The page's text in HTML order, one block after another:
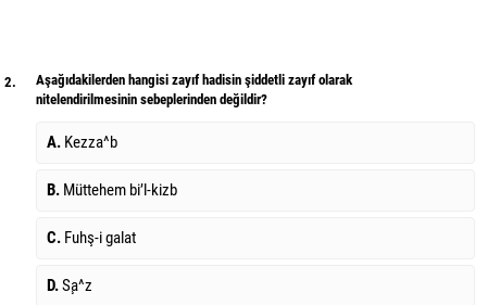
2.
Aşağıdakilerden hangisi zayıf hadisin şiddetli zayıf olarak
nitelendirilmesinin sebeplerinden değildir?
A. Kezza^b
B. Müttehem bi’l-kizb
C. Fuhş-i galat
D.S¸a^z